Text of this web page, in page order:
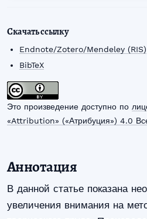
Скачать ссылку
Endnote/Zotero/Mendeley (RIS)
BibTeX
Это произведение доступно по
«Attribution» («Атрибуция») 4.0
Аннотация
В данной статье показана
увеличения внимания на